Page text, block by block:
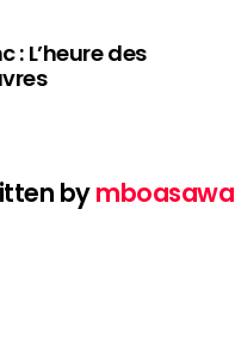
: L’heure des
bymboasawa